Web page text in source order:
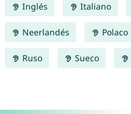
Inglés Italiano
Neerlandés Polaco
Ruso Sueco